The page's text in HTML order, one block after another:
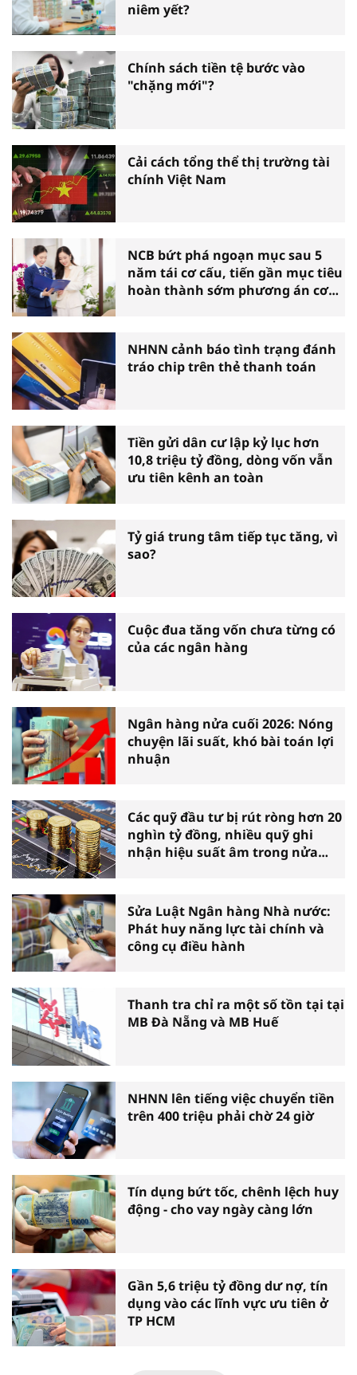
niêm yết?
Chính sách tiền tệ bước vào
"chặng mới"?
Cải cách tổng thể thị trường tài
chính Việt Nam
NCB bứt phá ngoạn mục sau 5
năm tái cơ cấu, tiến gần mục tiêu
hoàn thành sớm phương án cơ
NHNN cảnh báo tình trạng đánh
tráo chip trên thẻ thanh toán
Tiền gửi dân cư lập kỷ lục hơn
10,8 triệu tỷ đồng, dòng vốn vẫn
ưu tiên kênh an toàn
Tỷ giá trung tâm tiếp tục tăng, vì
sao?
Cuộc đua tăng vốn chưa từng có
của các ngân hàng
Ngân hàng nửa cuối 2026: Nóng
chuyện lãi suất, khó bài toán lợi
nhuận
Các quỹ đầu tư bị rút ròng hơn 20
nghìn tỷ đồng, nhiều quỹ ghi
nhận hiệu suất âm trong nửa
Sửa Luật Ngân hàng Nhà nước:
Phát huy năng lực tài chính và
công cụ điều hành
Thanh tra chỉ ra một số tồn tại tại
MB Đà Nẵng và MB Huế
NHNN lên tiếng việc chuyển tiền
trên 400 triệu phải chờ 24 giờ
Tín dụng bứt tốc, chênh lệch huy
động - cho vay ngày càng lớn
Gần 5,6 triệu tỷ đồng dư nợ, tín
dụng vào các lĩnh vực ưu tiên ở
TP HCM